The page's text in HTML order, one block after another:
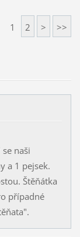
1 2 > >>
naši
a 1 pejsek.
Štěňátka
případné